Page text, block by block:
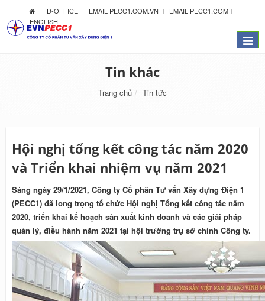
D-OFFICE EMAIL PECC1.COM.VN
EMAIL PECC1.COM
ENGLISH
Menu
Tin khác
Trang chủ Tin tức
Hội nghị tổng kết công tác năm 2020
và Triển khai nhiệm vụ năm 2021
Sáng ngày 29/1/2021, Công ty Cổ phần Tư vấn Xây dựng Điện 1
(PECC1) đã long trọng tổ chức Hội nghị Tổng kết công tác năm
2020, triển khai kế hoạch sản xuất kinh doanh và các giải pháp
quản lý, điều hành năm 2021 tại hội trường trụ sở chính Công ty.